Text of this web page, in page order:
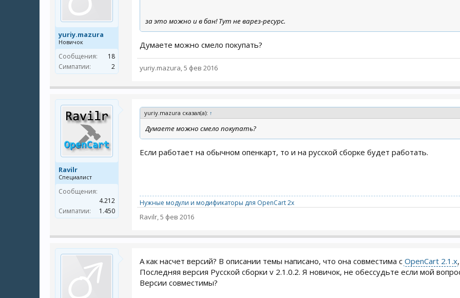
yuriy.mazura
Новичок
Сообщения:
18
Симпатии:
2
за это можно и в бан! Тут не варез-ресурс.
Думаете можно смело покупать?
yuriy.mazura,5 фев 2016
Ravilr
Специалист
Сообщения:
4.212
Симпатии:
1.450
yuriy.mazura сказал(а): ↑
Думаете можно смело покупать?
Если работает на обычном опенкарт, то и на русской сборке будет работать.
Нужные модули и модификаторы для OpenCart 2x
Ravilr,5 фев 2016
А как насчет версий? В описании темы написано, что она совместима с OpenCart 2.1.x
Последняя версия Русской сборки v 2.1.0.2. Я новичок, не обессудьте если мой
Версии совместимы?